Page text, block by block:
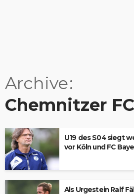
Archive
Chemnitzer FC
U19 des S04 siegt
vor Köln und FC
Als Urgestein Ralf